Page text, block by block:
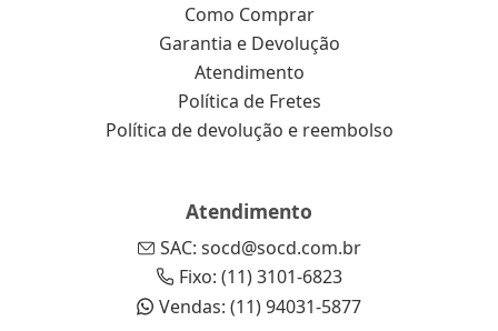
Como Comprar
Garantia e Devolução
Atendimento
Política de Fretes
Política de devolução e reembolso
Atendimento
SAC: socd@socd.com.br
Fixo: (11) 3101-6823
Vendas: (11) 94031-5877